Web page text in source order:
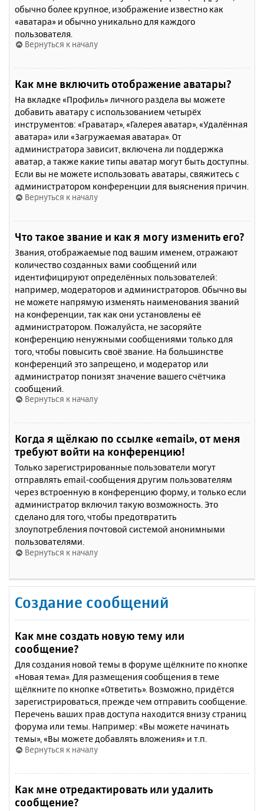
обычно более крупное, изображение известно как
«аватара» и обычно уникально для каждого
пользователя.
Вернуться к началу
Как мне включить отображение аватары?
На вкладке «Профиль» личного раздела вы можете
добавить аватару с использованием четырёх
инструментов: «Граватар», «Галерея аватар», «Удалённая
аватара» или «Загружаемая аватара». От
администратора зависит, включена ли поддержка
аватар, а также какие типы аватар могут быть доступны.
Если вы не можете использовать аватары, свяжитесь с
администратором конференции для выяснения причин.
Вернуться к началу
Что такое звание и как я могу изменить его?
Звания, отображаемые под вашим именем, отражают
количество созданных вами сообщений или
идентифицируют определённых пользователей:
например, модераторов и администраторов. Обычно вы
не можете напрямую изменять наименования званий
на конференции, так как они установлены её
администратором. Пожалуйста, не засоряйте
конференцию ненужными сообщениями только для
того, чтобы повысить своё звание. На большинстве
конференций это запрещено, и модератор или
администратор понизят значение вашего счётчика
сообщений.
Вернуться к началу
Когда я щёлкаю по ссылке «email», от меня
требуют войти на конференцию!
Только зарегистрированные пользователи могут
отправлять email-сообщения другим пользователям
через встроенную в конференцию форму, и только если
администратор включил такую возможность. Это
сделано для того, чтобы предотвратить
злоупотребления почтовой системой анонимными
пользователями.
Вернуться к началу
Создание сообщений
Как мне создать новую тему или
сообщение?
Для создания новой темы в форуме щёлкните по кнопке
«Новая тема». Для размещения сообщения в теме
щёлкните по кнопке «Ответить». Возможно, придётся
зарегистрироваться, прежде чем отправить сообщение.
Перечень ваших прав доступа находится внизу страниц
форума или темы. Например: «Вы можете начинать
темы», «Вы можете добавлять вложения» и т.п.
Вернуться к началу
Как мне отредактировать или удалить
сообщение?